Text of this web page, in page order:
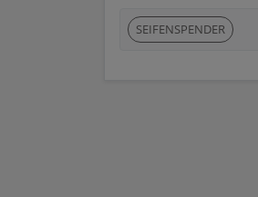
SEIFENSPENDER